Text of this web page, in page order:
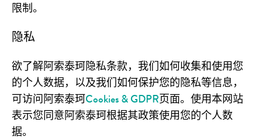
限制。
隐私
欲了解阿索泰珂隐私条款，我们如何收集和使用您
的个人数据，以及我们如何保护您的隐私等信息，
可访问阿索泰珂Cookies & GDPR页面。使用本网站
表示您同意阿索泰珂根据其政策使用您的个人数
据。